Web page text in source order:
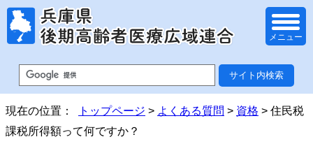
メニュー
現在の位置： トップページ > よくある質問 > 資格 > 住民税
課税所得額って何ですか？